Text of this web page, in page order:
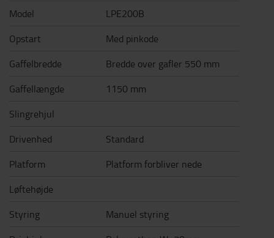
Model
LPE200B
Opstart
Med pinkode
Gaffelbredde
Bredde over gafler 550 mm
Gaffellængde
1150 mm
Slingrehjul
Drivenhed
Standard
Platform
Platform forbliver nede
Løftehøjde
Styring
Manuel styring